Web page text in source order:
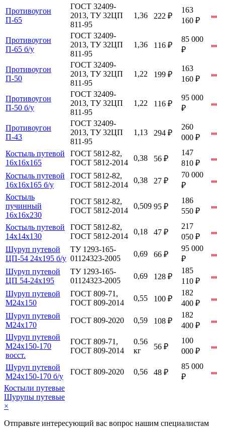
Противоугон
П-65
ГОСТ 32409-
2013, ТУ 32ЦП
811-95
1,36 222 ₽
163
160 ₽
Противоугон
П-65 б/у
ГОСТ 32409-
2013, ТУ 32ЦП
811-95
1,36 116 ₽
85 000
₽
Противоугон
П-50
ГОСТ 32409-
2013, ТУ 32ЦП
811-95
1,22 199 ₽
163
160 ₽
Противоугон
П-50 б/у
ГОСТ 32409-
2013, ТУ 32ЦП
811-95
1,22 116 ₽
95 000
₽
Противоугон
П-43
ГОСТ 32409-
2013, ТУ 32ЦП
811-95
1,13 294 ₽
260
000 ₽
Костыль путевой
16х16х165
ГОСТ 5812-82,
ГОСТ 5812-2014
0,38 56 ₽
147
810 ₽
Костыль путевой
16х16х165 б/у
ГОСТ 5812-82,
ГОСТ 5812-2014
0,38 27 ₽
70 000
₽
Костыль
пучинный
16х16х230
ГОСТ 5812-82,
ГОСТ 5812-2014
0,509 95 ₽
186
550 ₽
Костыль путевой
14х14х130
ГОСТ 5812-82,
ГОСТ 5812-2014
0,18 47 ₽
217
050 ₽
Шуруп путевой
ЦП-54 24х195 б/у
ТУ 1293-165-
01124323-2005
0,69 66 ₽
95 000
₽
Шуруп путевой
ЦП 54-24х195
ТУ 1293-165-
01124323-2005
0,69 128 ₽
185
110 ₽
Шуруп путевой
М24х150
ГОСТ 809-71,
ГОСТ 809-2014
0,55 100 ₽
182
400 ₽
Шуруп путевой
М24х170
ГОСТ 809-2020 0,59 108 ₽
182
400 ₽
Шуруп путевой
М24х150-170
восст.
ГОСТ 809-71,
ГОСТ 809-2014
0.56
кг
56 ₽
100
000 ₽
Шуруп путевой
М24х150-170 б/у
ГОСТ 809-2020 0,56 48 ₽
85 000
₽
Костыли путевые
Шурупы путевые
×
Отправьте интересующий вас вопрос нашим специалистам